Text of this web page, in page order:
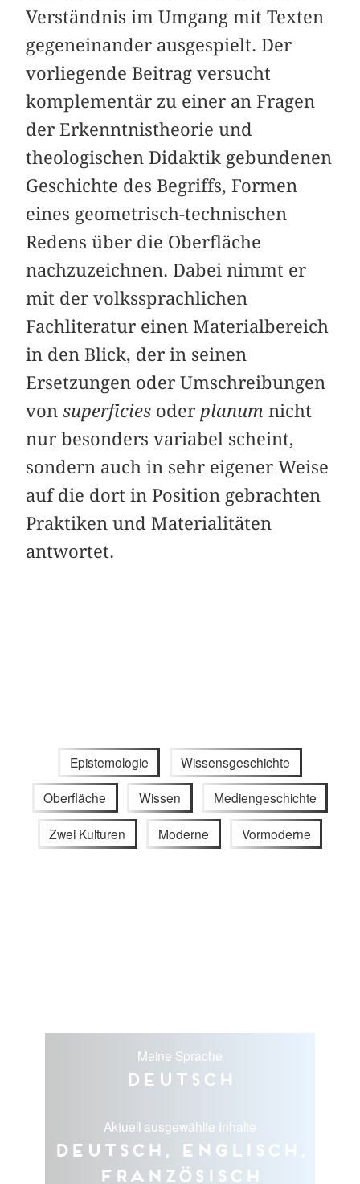
Verständnis im Umgang mit Texten
gegeneinander ausgespielt. Der
vorliegende Beitrag versucht
komplementär zu einer an Fragen
der Erkenntnistheorie und
theologischen Didaktik gebundenen
Geschichte des Begriffs, Formen
eines geometrisch-technischen
Redens über die Oberfläche
nachzuzeichnen. Dabei nimmt er
mit der volkssprachlichen
Fachliteratur einen Materialbereich
in den Blick, der in seinen
Ersetzungen oder Umschreibungen
vonsuperficies oder planum nicht
nur besonders variabel scheint,
sondern auch in sehr eigener Weise
auf die dort in Position gebrachten
Praktiken und Materialitäten
antwortet.
Epistemologie Wissensgeschichte
Oberfläche Wissen Mediengeschichte
Zwei Kulturen Moderne Vormoderne
Meine Sprache
Deutsch
Aktuell ausgewählte Inhalte
Deutsch, Englisch,
Französisch